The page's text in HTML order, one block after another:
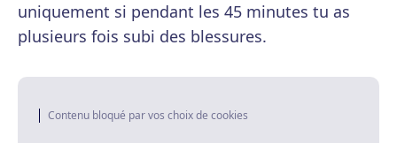
uniquement si pendant les 45 minutes tu as
plusieurs fois subi des blessures.
Contenu bloqué par vos choix de cookies